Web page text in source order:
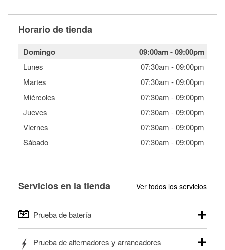
Horario de tienda
Domingo 09:00am-09:00pm
Lunes 07:30am -09:00pm
Martes
07:30am -09:00pm
Miércoles
07:30am -09:00pm
Jueves
07:30am -09:00pm
Viernes
07:30am -09:00pm
Sábado
07:30am -09:00pm
Servicios en la tienda Ver todos los servicios
Prueba de batería
autos, camionetas, SUVs, vehículos comerciales y
Prueba de alternadores y arrancadores